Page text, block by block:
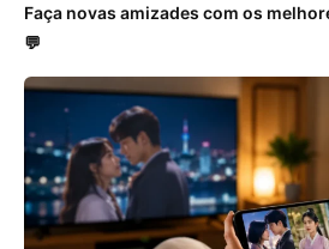
Faça novas amizades com os
💬